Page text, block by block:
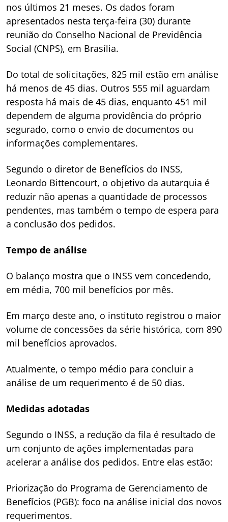
nos últimos 21 meses. Os dados foram
apresentados nesta terça-feira (30) durante
reunião do Conselho Nacional de Previdência
Social (CNPS), em Brasília.
Do total de solicitações, 825 mil estão em análise
há menos de 45 dias. Outros 555 mil aguardam
resposta há mais de 45 dias, enquanto 451 mil
dependem de alguma providência do próprio
segurado, como o envio de documentos ou
informações complementares.
Segundo o diretor de Benefícios do INSS,
Leonardo Bittencourt, o objetivo da autarquia é
reduzir não apenas a quantidade de processos
pendentes, mas também o tempo de espera para
a conclusão dos pedidos.
Tempo de análise
O balanço mostra que o INSS vem concedendo,
em média, 700 mil benefícios por mês.
Em março deste ano, o instituto registrou o maior
volume de concessões da série histórica, com 890
mil benefícios aprovados.
Atualmente, o tempo médio para concluir a
análise de um requerimento é de 50 dias.
Medidas adotadas
Segundo o INSS, a redução da fila é resultado de
um conjunto de ações implementadas para
acelerar a análise dos pedidos. Entre elas estão:
Priorização do Programa de Gerenciamento de
Benefícios (PGB): foco na análise inicial dos novos
requerimentos.